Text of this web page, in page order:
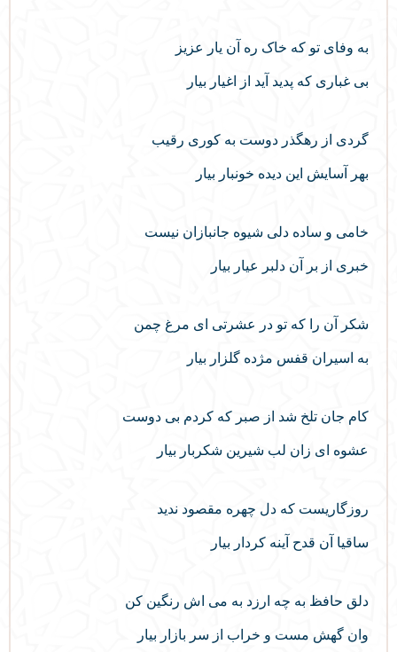
به وفای تو که خاک ره آن یار عزیز
بی غباری که پدید آید از اغیار بیار
گردی از رهگذر دوست به کوری رقیب
بهر آسایش این دیده خونبار بیار
خامی و ساده دلی شیوه جانبازان نیست
خبری از بر آن دلبر عیار بیار
شکر آن را که تو در عشرتی ای مرغ چمن
به اسیران قفس مژده گلزار بیار
کام جان تلخ شد از صبر که کردم بی دوست
عشوه‌ ای زان لب شیرین شکربار بیار
روزگاریست که دل چهره مقصود ندید
ساقیا آن قدح آینه کردار بیار
دلق حافظ به چه ارزد به می‌ اش رنگین کن
وان گهش مست و خراب از سر بازار بیار